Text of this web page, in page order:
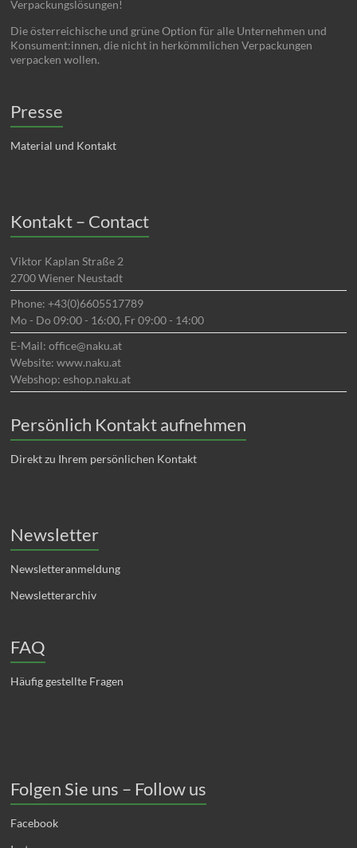
Verpackungslösungen!
Die österreichische und grüne Option für alle Unternehmen und
Konsument:innen, die nicht in herkömmlichen Verpackungen
verpacken wollen.
Presse
Material und Kontakt
Kontakt – Contact
Viktor Kaplan Straße 2
2700 Wiener Neustadt
Phone: +43(0)6605517789
Mo - Do 09:00 - 16:00, Fr 09:00 - 14:00
E-Mail: office@naku.at
Website: www.naku.at
Webshop: eshop.naku.at
Persönlich Kontakt aufnehmen
Direkt zu Ihrem persönlichen Kontakt
Newsletter
Newsletteranmeldung
Newsletterarchiv
FAQ
Häufig gestellte Fragen
Folgen Sie uns – Follow us
Facebook